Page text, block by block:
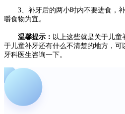
3、补牙后的两小时内不要进食，补
嚼食物为宜。
温馨提示： 以上这些就是关于儿
于儿童补牙还有什么不清楚的地方，可
牙科医生咨询一下。